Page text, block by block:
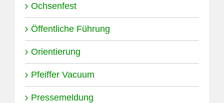
Ochsenfest
Öffentliche Führung
Orientierung
Pfeiffer Vacuum
Pressemeldung